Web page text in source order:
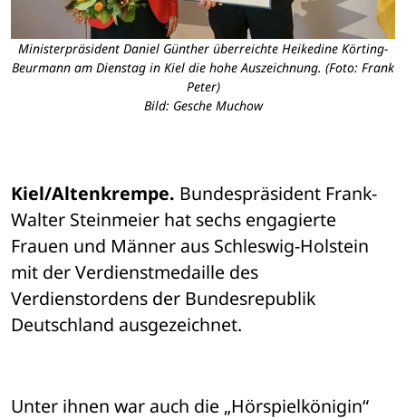
Ministerpräsident Daniel Günther überreichte Heikedine Körting-
Beurmann am Dienstag in Kiel die hohe Auszeichnung. (Foto: Frank
Peter)
Bild: Gesche Muchow
Kiel/Altenkrempe. Bundespräsident Frank-
Walter Steinmeier hat sechs engagierte
Frauen und Männer aus Schleswig-Holstein
mit der Verdienstmedaille des
Verdienstordens der Bundesrepublik
Deutschland ausgezeichnet.